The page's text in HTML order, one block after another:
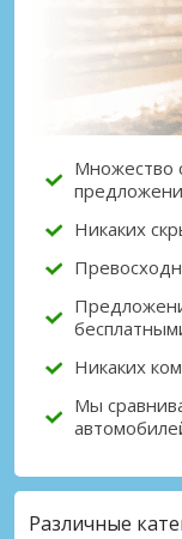
Множество
Никаких
Никаких
Мы
Различные